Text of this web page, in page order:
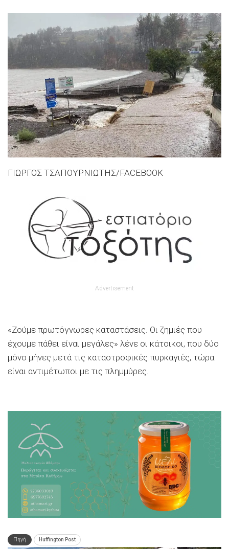
ΓΙΩΡΓΟΣ ΤΣΑΠΟΥΡΝΙΩΤΗΣ/FACEBOOK
Advertisement
«Ζούμε πρωτόγνωρες καταστάσεις. Οι ζημιές που
έχουμε πάθει είναι μεγάλες» λένε οι κάτοικοι, που δύο
μόνο μήνες μετά τις καταστροφικές πυρκαγιές, τώρα
είναι αντιμέτωποι με τις πλημμύρες.
Πηγή Huffington Post